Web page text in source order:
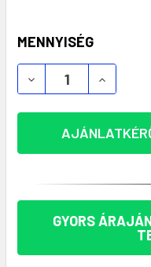
KÉSZLET:
MENNYISÉG
RECSUM ÜVEG
GYORS